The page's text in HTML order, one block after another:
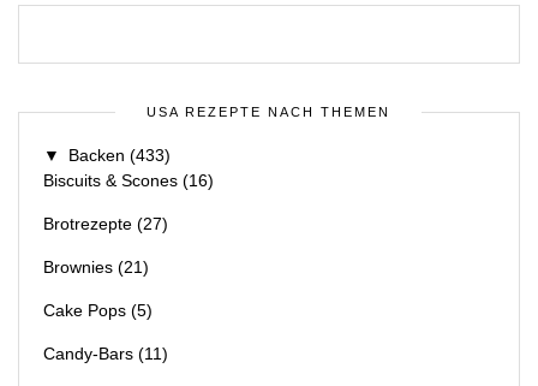
USA REZEPTE NACH THEMEN
▼ Backen (433)
Biscuits & Scones (16)
Brotrezepte (27)
Brownies (21)
Cake Pops (5)
Candy-Bars (11)